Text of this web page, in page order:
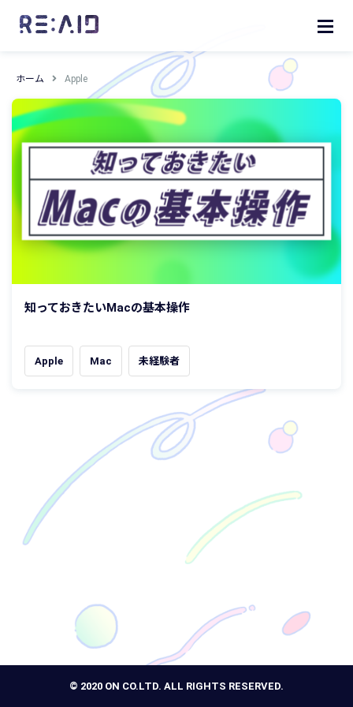
ホーム Apple
知っておきたいMacの基本操作
Apple Mac 未経験者
© 2020 ON CO.LTD. ALL RIGHTS RESERVED.